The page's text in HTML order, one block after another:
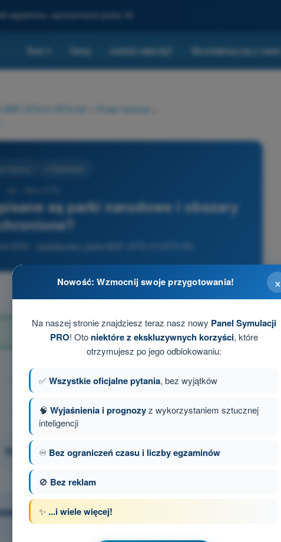
egzaminu, wzmocnione przez AI
Test Ceny Jesteś szkołą? Skontaktuj się z nami
(STS-01/STS-02) Prawo lotnicze
są parki narodowe i obszary
STS - świadectwo pilota BSP (STS-01/STS-02)
Pytanie 42 z 149 Następne pytanie
z limitem czasowym Dron STS - świadectwo
×
Nowość: Wzmocnij swoje przygotowania!
Na naszej stronie znajdziesz teraz nasz nowy Panel Symulacji
PRO! Oto niektóre z ekskluzywnych korzyści, które
otrzymujesz po jego odblokowaniu:
✅Wszystkie oficjalne pytania, bez wyjątków
🧠 Wyjaśnienia i prognozyz wykorzystaniem sztucznej
inteligencji
♾️ Bez ograniczeń czasu i liczby egzaminów
🚫 Bez reklam
✨ ...i wiele więcej!